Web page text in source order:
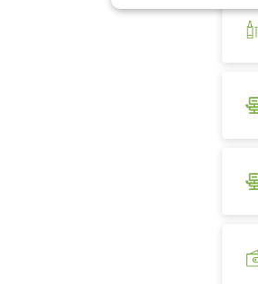
Nezbytně
Nezbytně nutné